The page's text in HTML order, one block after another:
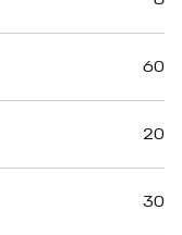
60
20
30